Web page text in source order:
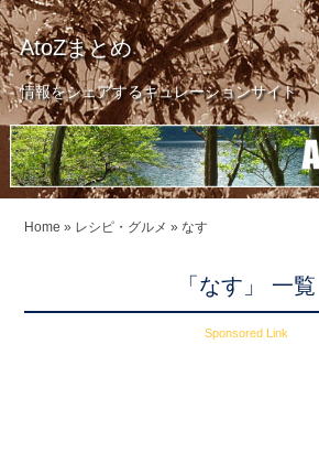
AtoZまとめ
情報をシェアするキュレーションサイト
Home » レシピ・グルメ » なす
「なす」 一覧
Sponsored Link